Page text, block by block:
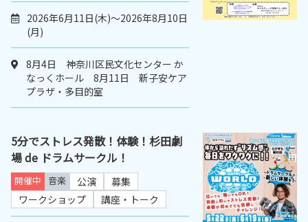
2026年6月11日(木)～2026年8月10日
(月)
8月4日 神奈川区民文化センター か
なっくホール 8月11日 新子安ケア
プラザ・多目的室
5分でストレス発散！体験！杉田劇
場 de ドラムサークル！
開催中 音楽 公演
募集
ワークショップ
講座・トーク